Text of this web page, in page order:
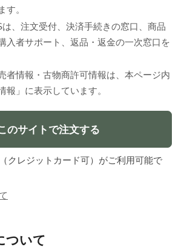
す。
、注文受付、決済手続きの窓口、商品
入者サポート、返品・返金の一次窓口を
者情報・古物商許可情報は、本ページ内
報」に表示しています。
のサイトで注文する
クレジットカード可）がご利用可能で
ついて